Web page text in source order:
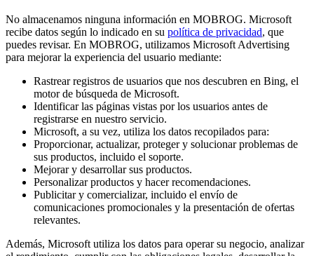
No almacenamos ninguna información en MOBROG. Microsoft
recibe datos según lo indicado en su política de privacidad, que
puedes revisar. En MOBROG, utilizamos Microsoft Advertising
para mejorar la experiencia del usuario mediante:
Rastrear registros de usuarios que nos descubren en Bing, el
motor de búsqueda de Microsoft.
Identificar las páginas vistas por los usuarios antes de
registrarse en nuestro servicio.
Microsoft, a su vez, utiliza los datos recopilados para:
Proporcionar, actualizar, proteger y solucionar problemas de
sus productos, incluido el soporte.
Mejorar y desarrollar sus productos.
Personalizar productos y hacer recomendaciones.
Publicitar y comercializar, incluido el envío de
comunicaciones promocionales y la presentación de ofertas
relevantes.
Además, Microsoft utiliza los datos para operar su negocio, analizar